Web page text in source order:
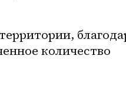
количество